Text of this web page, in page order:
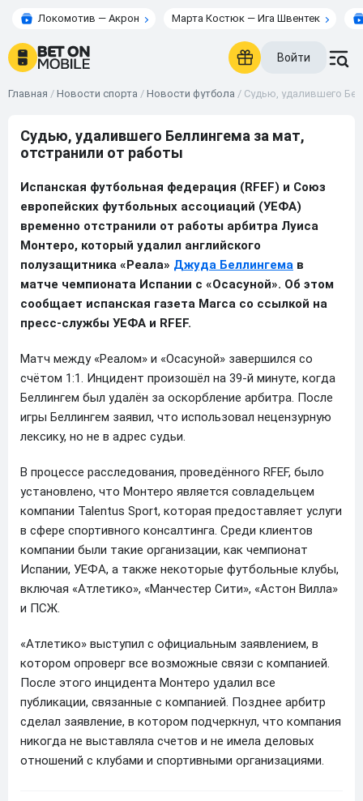
Локомотив — Акрон Марта Костюк — Ига Швентек
Войти
Главная / Новости спорта / Новости футбола / Судью, удалившего
Судью, удалившего Беллингема за мат,
отстранили от работы
Испанская футбольная федерация (RFEF) и Союз
европейских футбольных ассоциаций (УЕФА)
временно отстранили от работы арбитра Луиса
Монтеро, который удалил английского
полузащитника «Реала» Джуда Беллингема в
матче чемпионата Испании с «Осасуной». Об этом
сообщает испанская газета Marca со ссылкой на
пресс-службы УЕФА и RFEF.
Матч между «Реалом» и «Осасуной» завершился со
счётом 1:1. Инцидент произошёл на 39-й минуте, когда
Беллингем был удалён за оскорбление арбитра. После
игры Беллингем заявил, что использовал нецензурную
лексику, но не в адрес судьи.
В процессе расследования, проведённого RFEF, было
установлено, что Монтеро является совладельцем
компании Talentus Sport, которая предоставляет услуги
в сфере спортивного консалтинга. Среди клиентов
компании были такие организации, как чемпионат
Испании, УЕФА, а также некоторые футбольные клубы,
включая «Атлетико», «Манчестер Сити», «Астон Вилла»
и ПСЖ.
«Атлетико» выступил с официальным заявлением, в
котором опроверг все возможные связи с компанией.
После этого инцидента Монтеро удалил все
публикации, связанные с компанией. Позднее арбитр
сделал заявление, в котором подчеркнул, что компания
никогда не выставляла счетов и не имела деловых
отношений с клубами и спортивными организациями.